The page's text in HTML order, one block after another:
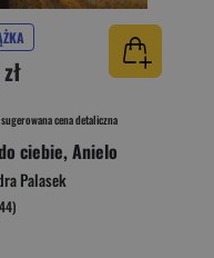
cena detaliczna
ciebie, Anielo
Palasek